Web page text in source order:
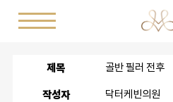
제목 골반 필러 전후
작성자 닥터케빈의원